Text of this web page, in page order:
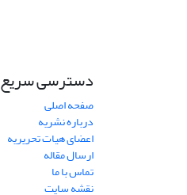
دسترسی سریع
صفحه اصلی
درباره نشریه
اعضای هیات تحریریه
ارسال مقاله
تماس با ما
نقشه سایت